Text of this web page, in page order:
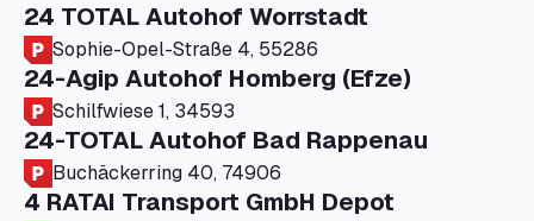
24 TOTAL Autohof Worrstadt
Sophie-Opel-Straße 4, 55286
24-Agip Autohof Homberg (Efze)
Schilfwiese 1, 34593
24-TOTAL Autohof Bad Rappenau
Buchäckerring 40, 74906
4 RATAI Transport GmbH Depot